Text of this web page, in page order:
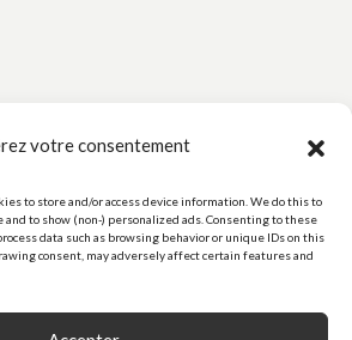
votre consentement
to store and/or access device information. We do this to
to show (non-) personalized ads. Consenting to these
data such as browsing behavior or unique IDs on this
consent, may adversely affect certain features and